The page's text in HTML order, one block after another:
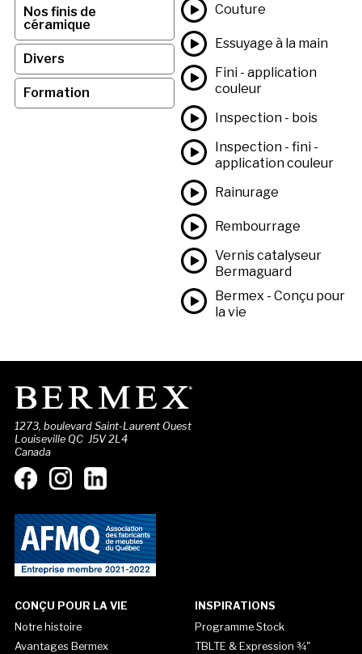
Nos finis de
céramique
Divers
Formation
Couture
Essuyage à la main
Fini - application
couleur
Inspection - bois
Inspection - fini -
application couleur
Rainurage
Rembourrage
Vernis catalyseur
Bermaguard
Bermex - Conçu pour
la vie
1273, boulevard Saint-Laurent Ouest
Louiseville QC J5V 2L4
Canada
CONÇU POUR LA VIE
Notre histoire
Avantages Bermex
INSPIRATIONS
Programme Stock
TBLTE & Expression ¾"